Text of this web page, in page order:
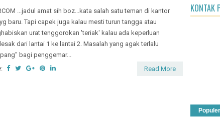
...jadul amat sih boz...kata salah satu teman di kantor
baru. Tapi capek juga kalau mesti turun tangga atau
urat tenggorokan 'teriak' kalau ada keperluan
dari lantai 1 ke lantai 2. Masalah yang agak terlalu
bagi penggemar...
Read More
KONTAK
Populer